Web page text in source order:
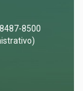
8500